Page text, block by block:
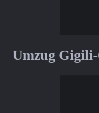
Umzug